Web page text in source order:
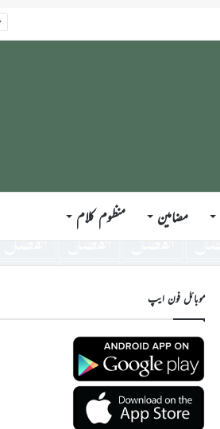
مضامین منظوم کلام
موبائل فون ایپ